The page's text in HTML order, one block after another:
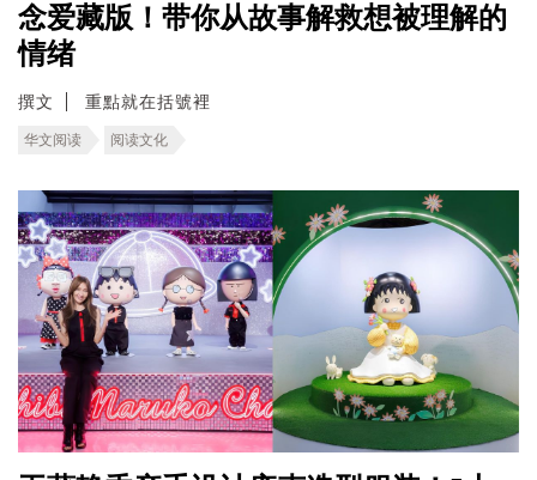
念爱藏版！带你从故事解救想被理解的
情绪
撰文 重點就在括號裡
华文阅读 阅读文化